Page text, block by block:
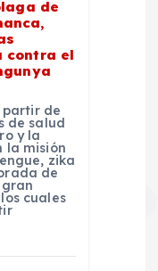
de
contra el
partir de
de salud
y la
la misión
zika
de
cuales